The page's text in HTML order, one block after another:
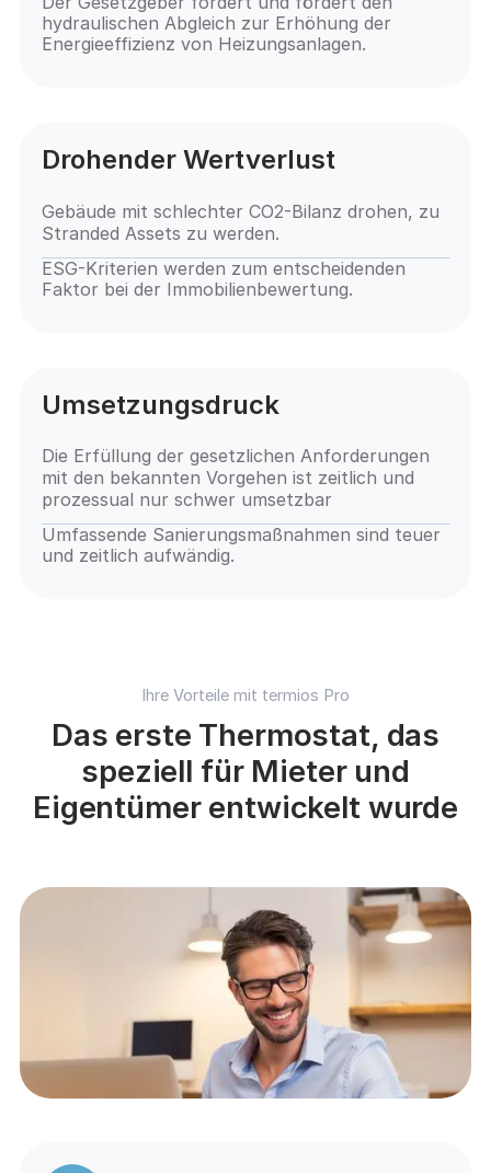
hydraulischen Abgleich zur Erhöhung der
Energieeffizienz von Heizungsanlagen.
Drohender Wertverlust
Gebäude mit schlechter CO2-Bilanz drohen, zu
Stranded Assets zu werden.
ESG-Kriterien werden zum entscheidenden
Faktor bei der Immobilienbewertung.
Umsetzungsdruck
Die Erfüllung der gesetzlichen Anforderungen
mit den bekannten Vorgehen ist zeitlich und
prozessual nur schwer umsetzbar
Umfassende Sanierungsmaßnahmen sind teuer
und zeitlich aufwändig.
Ihre Vorteile mit termios Pro
Das erste Thermostat, das
speziell für Mieter und
Eigentümer entwickelt wurde